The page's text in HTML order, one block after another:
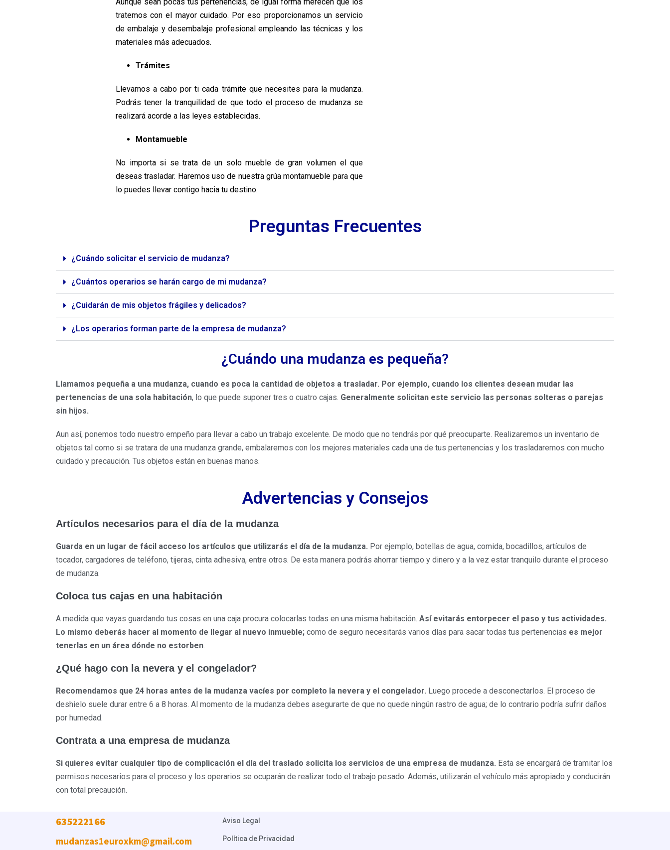
tratemos con el mayor cuidado. Por eso proporcionamos un servicio
de embalaje y desembalaje profesional empleando las técnicas y los
materiales más adecuados.
Trámites
Llevamos a cabo por ti cada trámite que necesites para la mudanza.
Podrás tener la tranquilidad de que todo el proceso de mudanza se
realizará acorde a las leyes establecidas.
Montamueble
No importa si se trata de un solo mueble de gran volumen el que
deseas trasladar. Haremos uso de nuestra grúa montamueble para que
lo puedes llevar contigo hacia tu destino.
Preguntas Frecuentes
¿Cuándo solicitar el servicio de mudanza?
¿Cuántos operarios se harán cargo de mi mudanza?
¿Cuidarán de mis objetos frágiles y delicados?
¿Los operarios forman parte de la empresa de mudanza?
¿Cuándo una mudanza es pequeña?
Llamamos pequeña a una mudanza, cuando es poca la cantidad de objetos a trasladar. Por ejemplo, cuando los clientes desean mudar las
pertenencias de una sola habitación, lo que puede suponer tres o cuatro cajas. Generalmente solicitan este servicio las personas solteras o parejas
sin hijos.
Aun así, ponemos todo nuestro empeño para llevar a cabo un trabajo excelente. De modo que no tendrás por qué preocuparte. Realizaremos un inventario de
objetos tal como si se tratara de una mudanza grande, embalaremos con los mejores materiales cada una de tus pertenencias y los trasladaremos con mucho
cuidado y precaución. Tus objetos están en buenas manos.
Advertencias y Consejos
Artículos necesarios para el día de la mudanza
Guarda en un lugar de fácil acceso los artículos que utilizarás el día de la mudanza. Por ejemplo, botellas de agua, comida, bocadillos, artículos de
tocador, cargadores de teléfono, tijeras, cinta adhesiva, entre otros. De esta manera podrás ahorrar tiempo y dinero y a la vez estar tranquilo durante el proceso
de mudanza.
Coloca tus cajas en una habitación
A medida que vayas guardando tus cosas en una caja procura colocarlas todas en una misma habitación. Así evitarás entorpecer el paso y tus actividades.
Lo mismo deberás hacer al momento de llegar al nuevo inmueble; como de seguro necesitarás varios días para sacar todas tus pertenencias es mejor
tenerlas en un área dónde no estorben.
¿Qué hago con la nevera y el congelador?
Recomendamos que 24 horas antes de la mudanza vacíes por completo la nevera y el congelador. Luego procede a desconectarlos. El proceso de
deshielo suele durar entre 6 a 8 horas. Al momento de la mudanza debes asegurarte de que no quede ningún rastro de agua; de lo contrario podría sufrir daños
por humedad.
Contrata a una empresa de mudanza
Si quieres evitar cualquier tipo de complicación el día del traslado solicita los servicios de una empresa de mudanza. Esta se encargará de tramitar los
permisos necesarios para el proceso y los operarios se ocuparán de realizar todo el trabajo pesado. Además, utilizarán el vehículo más apropiado y conducirán
con total precaución.
635222166
mudanzas1euroxkm@gmail.com
Aviso Legal
Política de Privacidad